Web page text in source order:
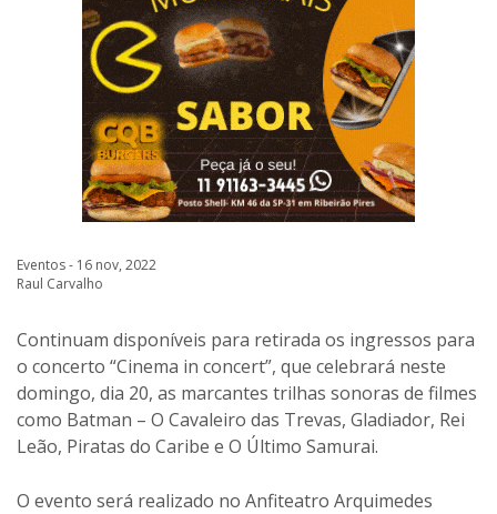
Eventos - 16 nov, 2022
Raul Carvalho
Continuam disponíveis para retirada os ingressos para
o concerto “Cinema in concert”, que celebrará neste
domingo, dia 20, as marcantes trilhas sonoras de filmes
como Batman – O Cavaleiro das Trevas, Gladiador, Rei
Leão, Piratas do Caribe e O Último Samurai.
O evento será realizado no Anfiteatro Arquimedes